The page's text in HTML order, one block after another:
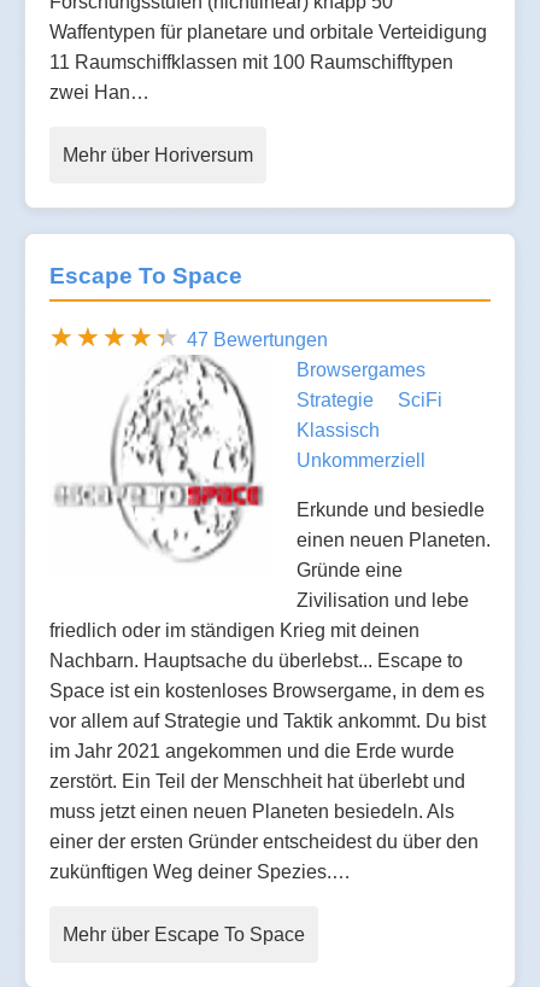
Waffentypen für planetare und orbitale Verteidigung
11 Raumschiffklassen mit 100 Raumschifftypen
zwei Han…
Mehr über Horiversum
Escape To Space
47 Bewertungen
Browsergames
Strategie
SciFi
Klassisch
Unkommerziell
Erkunde und besiedle
einen neuen Planeten.
Gründe eine
Zivilisation und lebe
friedlich oder im ständigen Krieg mit deinen
Nachbarn. Hauptsache du überlebst... Escape to
Space ist ein kostenloses Browsergame, in dem es
vor allem auf Strategie und Taktik ankommt. Du bist
im Jahr 2021 angekommen und die Erde wurde
zerstört. Ein Teil der Menschheit hat überlebt und
muss jetzt einen neuen Planeten besiedeln. Als
einer der ersten Gründer entscheidest du über den
zukünftigen Weg deiner Spezies.…
Mehr über Escape To Space